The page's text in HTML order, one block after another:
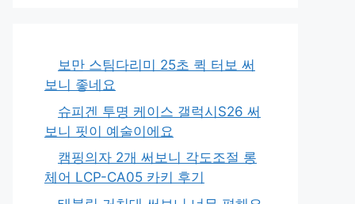
보만 스팀다리미 25초 퀵 터보 써
보니 좋네요
슈피겐 투명 케이스 갤럭시S26 써
보니 핏이 예술이에요
캠핑의자 2개 써보니 각도조절 롱
체어 LCP-CA05 카키 후기